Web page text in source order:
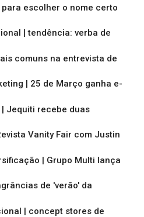
escolher o nome certo
| tendência: verba de
comuns na entrevista de
| 25 de Março ganha e-
Jequiti recebe duas
Vanity Fair com Justin
| Grupo Multi lança
de 'verão' da
| concept stores de